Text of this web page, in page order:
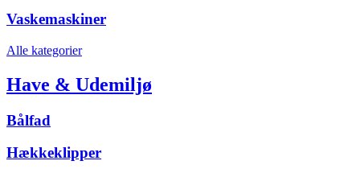
Vaskemaskiner
Alle kategorier
Have & Udemiljø
Bålfad
Hækkeklipper